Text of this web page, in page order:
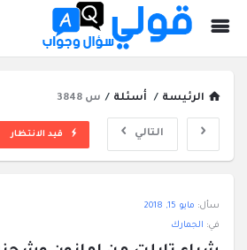
الرئيسة / أسئلة / س 3848
التالي قيد الانتظار
سؤال
وجواب
سأل: مايو 15, 2018
في: الجمارك